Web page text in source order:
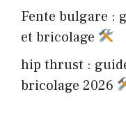
Fente bulgare :
et bricolage
hip thrust :
bricolage 2026